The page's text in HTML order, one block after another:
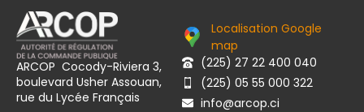
ARCOP Cocody-Riviera 3,
boulevard Usher Assouan,
rue du Lycée Français
Localisation Google
map
(225) 27 22 400 040
(225) 05 55 000 322
info@arcop.ci